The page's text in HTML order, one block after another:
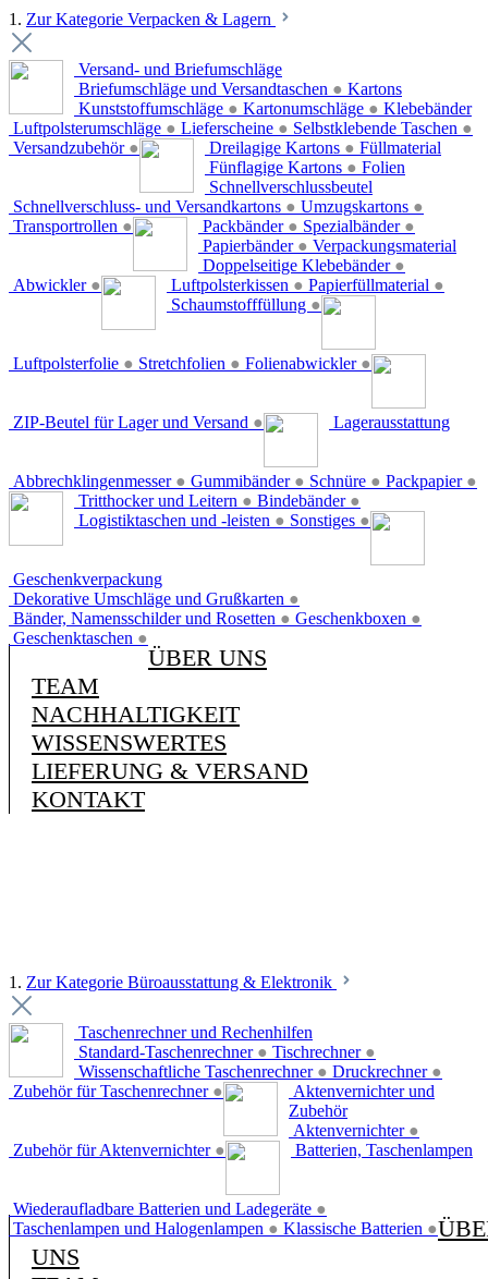
1. Zur Kategorie Verpacken & Lagern
Versand- und Briefumschläge
Briefumschläge und Versandtaschen ●
Kunststoffumschläge ● Kartonumschläge ●
Luftpolsterumschläge ● Lieferscheine ● Selbstklebende Taschen ●
Versandzubehör ●
Kartons
Dreilagige Kartons ●
Fünflagige Kartons ●
Schnellverschluss- und Versandkartons ● Umzugskartons ●
Transportrollen ●
Klebebänder
Packbänder ● Spezialbänder ●
Papierbänder ●
Doppelseitige Klebebänder ●
Abwickler ●
Füllmaterial
Luftpolsterkissen ● Papierfüllmaterial ●
Schaumstofffüllung ●
Folien
Luftpolsterfolie ● Stretchfolien ● Folienabwickler ●
Schnellverschlussbeutel
ZIP-Beutel für Lager und Versand ●
Verpackungsmaterial
Abbrechklingenmesser ● Gummibänder ● Schnüre ● Packpapier ●
Lagerausstattung
Tritthocker und Leitern ● Bindebänder ●
Logistiktaschen und -leisten ● Sonstiges ●
Geschenkverpackung
Dekorative Umschläge und Grußkarten ●
Bänder, Namensschilder und Rosetten ● Geschenkboxen ●
Geschenktaschen ●
ÜBER UNS
TEAM
NACHHALTIGKEIT
WISSENSWERTES
LIEFERUNG & VERSAND
KONTAKT
1. Zur Kategorie Büroausstattung & Elektronik
Taschenrechner und Rechenhilfen
Standard-Taschenrechner ● Tischrechner ●
Wissenschaftliche Taschenrechner ● Druckrechner ●
Zubehör für Taschenrechner ●
Aktenvernichter und
Zubehör
Aktenvernichter ●
Zubehör für Aktenvernichter ● Batterien, Taschenlampen
Wiederaufladbare Batterien und Ladegeräte ●
Taschenlampen und Halogenlampen ● Klassische Batterien ●
UNS